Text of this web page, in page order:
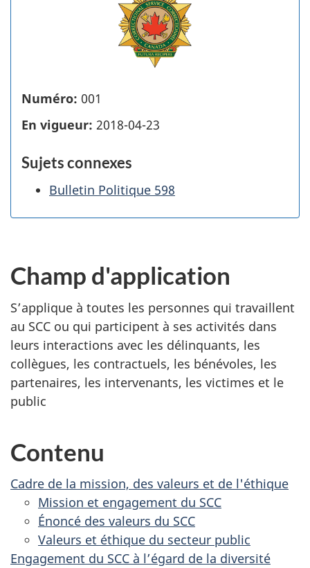
Numéro: 001
En vigueur: 2018-04-23
Sujets connexes
Bulletin Politique 598
Champ d'application
S’applique à toutes les personnes qui travaillent
au SCC ou qui participent à ses activités dans
leurs interactions avec les délinquants, les
collègues, les contractuels, les bénévoles, les
partenaires, les intervenants, les victimes et le
public
Contenu
Cadre de la mission, des valeurs et de l'éthique
Mission et engagement du SCC
Énoncé des valeurs du SCC
Valeurs et éthique du secteur public
Engagement du SCC à l’égard de la diversité